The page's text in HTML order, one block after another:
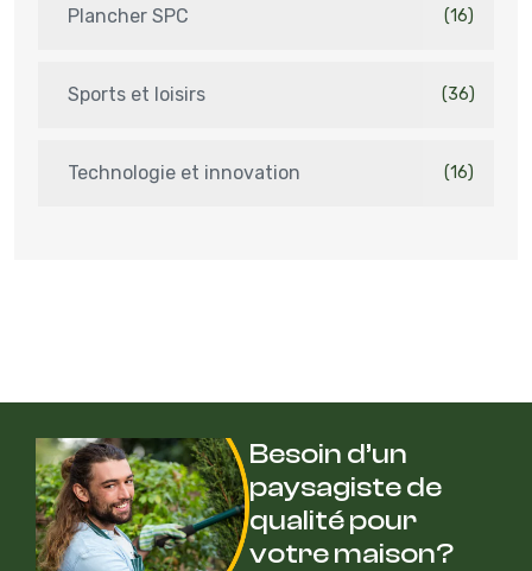
Plancher SPC (16)
Sports et loisirs (36)
Technologie et innovation (16)
Besoin d’un
paysagiste de
qualité pour
votre maison?